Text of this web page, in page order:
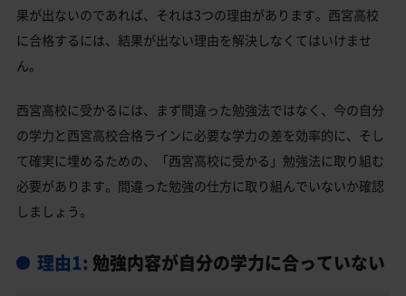
西宮高校と偏差値が近い公立高校一覧
西宮市の他の公立高校
西宮市の他の私立高校
西宮高校受験生からのよくある質問
果が出ないのであれば、それは3つの理由があります。西宮高校
に合格するには、結果が出ない理由を解決しなくてはいけませ
ん。
西宮高校に受かるには、まず間違った勉強法ではなく、今の自分
の学力と西宮高校合格ラインに必要な学力の差を効率的に、そし
て確実に埋めるための、「西宮高校に受かる」勉強法に取り組む
必要があります。間違った勉強の仕方に取り組んでいないか確認
しましょう。
理由1: 勉強内容が自分の学力に合っていない